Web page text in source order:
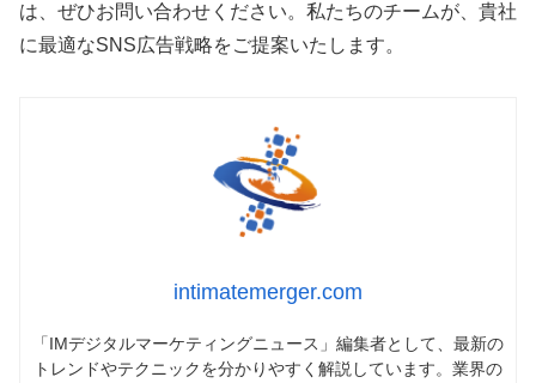
は、ぜひお問い合わせください。私たちのチームが、貴社
に最適なSNS広告戦略をご提案いたします。
intimatemerger.com
「IMデジタルマーケティングニュース」編集者として、最新の
トレンドやテクニックを分かりやすく解説しています。業界の